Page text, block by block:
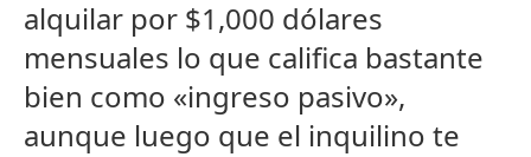
alquilar por $1,000 dólares
mensuales lo que califica bastante
bien como «ingreso pasivo»,
aunque luego que el inquilino te